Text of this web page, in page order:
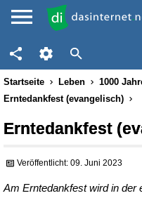
Startseite Leben 1000
Erntedankfest (evangelisch)
Erntedankfest
Veröffentlicht: 09. Juni 2023
Am Erntedankfest wird in der